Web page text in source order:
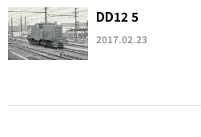
DD12 5
2017.02.23